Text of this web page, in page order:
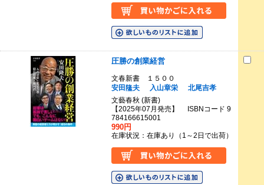
圧勝の創業経営
文春新書 １５００
安田隆夫
入山章栄
北尾吉孝
文藝春秋 (新書)
【2025年07月発売】 ISBNコード 9
784166615001
990円
在庫状況：在庫あり（1～2日で出荷）